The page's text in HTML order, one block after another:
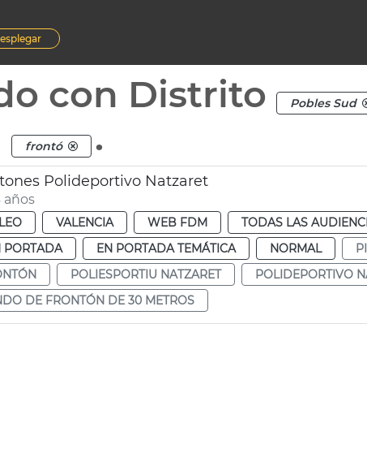
con Distrito Pobles Sud
frontó .
Polideportivo Natzaret
VALENCIA WEB FDM TODAS LAS
PORTADA EN PORTADA TEMÁTICA NORMAL
POLIESPORTIU NATZARET
POLIDEPORTIVO
DE FRONTÓN DE 30 METROS